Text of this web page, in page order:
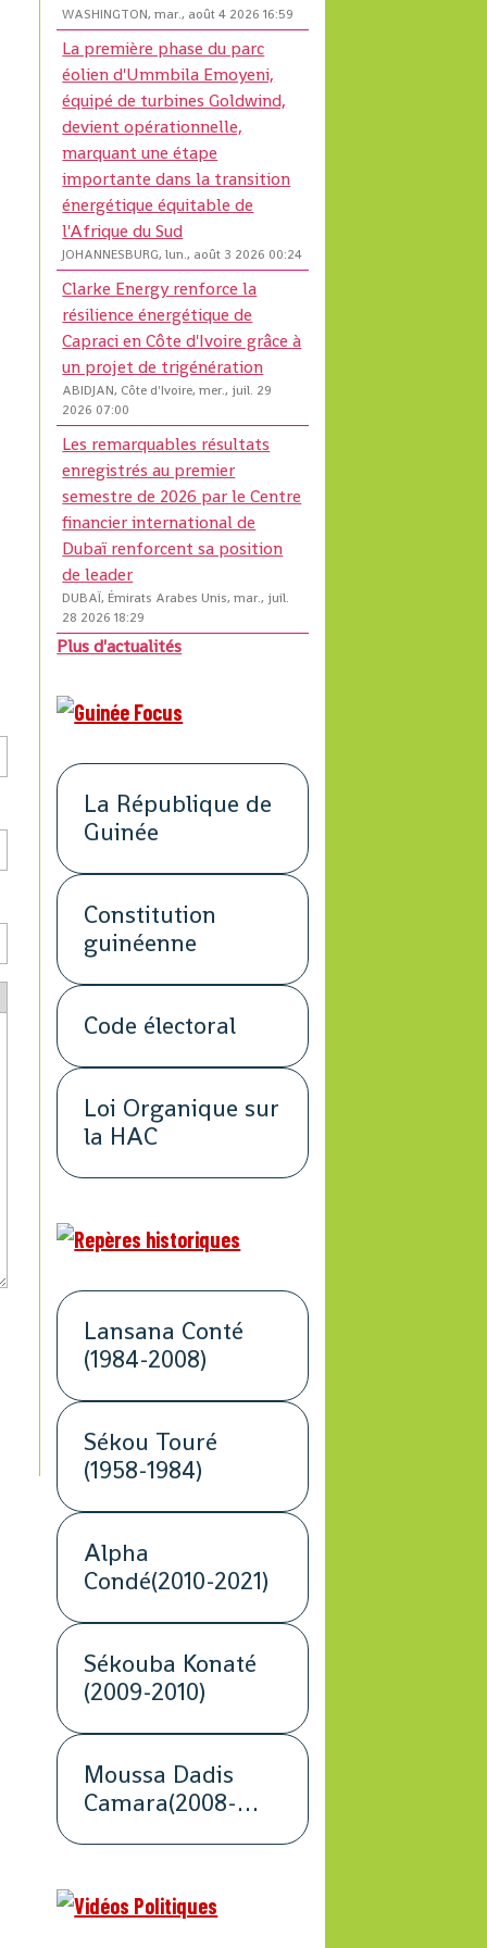
WASHINGTON, mar., août 4 2026 16:59
La première phase du parc
éolien d'Ummbila Emoyeni,
équipé de turbines Goldwind,
devient opérationnelle,
marquant une étape
importante dans la transition
énergétique équitable de
l'Afrique du Sud
JOHANNESBURG, lun., août 3 2026 00:24
Clarke Energy renforce la
résilience énergétique de
Capraci en Côte d'Ivoire grâce à
un projet de trigénération
ABIDJAN, Côte d'Ivoire, mer., juil. 29
2026 07:00
Les remarquables résultats
enregistrés au premier
semestre de 2026 par le Centre
financier international de
Dubaï renforcent sa position
de leader
DUBAÏ, Émirats Arabes Unis, mar., juil.
28 2026 18:29
Plus d'actualités
La République de
Guinée
Constitution
guinéenne
Code électoral
Loi Organique sur
la HAC
Lansana Conté
(1984-2008)
Sékou Touré
(1958-1984)
Alpha
Condé(2010-2021)
Sékouba Konaté
(2009-2010)
Moussa Dadis
Camara(2008-